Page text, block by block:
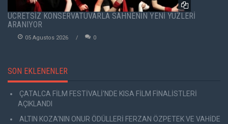
ÜCRETSİZ KONSERVATUVARLA SAHNENİN YENİ YÜZLERİ
ARANIYOR
05 Agustos 2026 0
SON EKLENENLER
ÇATALCA FİLM FESTİVALİ'NDE KISA FİLM FİNALİSTLERİ
AÇIKLANDI
ALTIN KOZA'NIN ONUR ÖDÜLLERİ FERZAN ÖZPETEK VE VAHİDE